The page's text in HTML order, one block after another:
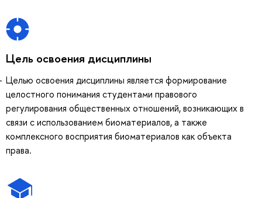
Цель освоения дисциплины
Целью освоения дисциплины является формирование
целостного понимания студентами правового
регулирования общественных отношений, возникающих в
связи с использованием биоматериалов, а также
комплексного восприятия биоматериалов как объекта
права.